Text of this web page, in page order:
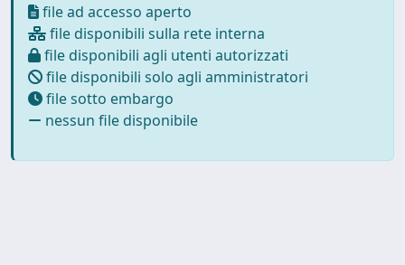
file ad accesso aperto
file disponibili sulla rete interna
file disponibili agli utenti autorizzati
file disponibili solo agli amministratori
file sotto embargo
nessun file disponibile